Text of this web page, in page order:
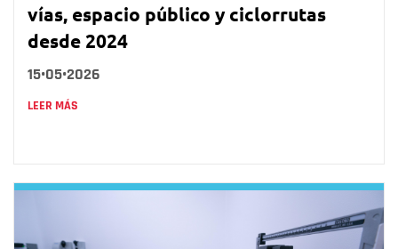
vías, espacio público y ciclorrutas
desde 2024
15•05•2026
LEER MÁS